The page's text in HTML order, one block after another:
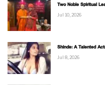
Two Noble Spiritual
Jul 10, 2026
Shinde: A Talented
Jul 8, 2026